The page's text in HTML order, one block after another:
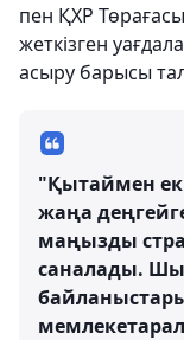
пен ҚХР
жеткізген
асыру барысы
"Қытаймен
жаңа
маңызды
саналады.